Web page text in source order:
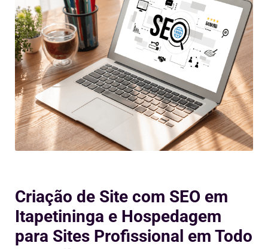
Criação de Site com SEO em
Itapetininga e Hospedagem
para Sites Profissional em Todo